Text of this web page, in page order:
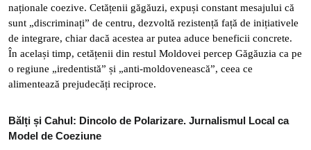
naționale coezive. Cetățenii găgăuzi, expuși constant mesajului că
sunt „discriminați” de centru, dezvoltă rezistență față de inițiativele
de integrare, chiar dacă acestea ar putea aduce beneficii concrete.
În același timp, cetățenii din restul Moldovei percep Găgăuzia ca pe
o regiune „iredentistă” și „anti-moldovenească”, ceea ce
alimentează prejudecăți reciproce.
Bălți și Cahul: Dincolo de Polarizare. Jurnalismul Local ca
Model de Coeziune